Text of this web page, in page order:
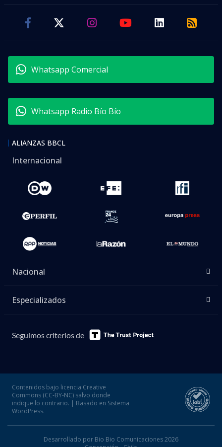
Whatsapp Comercial
Whatsapp Radio Bío Bío
ALIANZAS BBCL
Internacional
Nacional
Especializados
Seguimos criterios de
Contenidos bajo licencia Creative
Commons (CC-BY-NC) salvo donde
indique lo contrario. | Basado en Sistema
WordPress.
Desarrollado por Bio Bio Comunicaciones 2026